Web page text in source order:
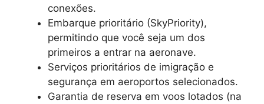
conexões.
Embarque prioritário (SkyPriority),
permitindo que você seja um dos
primeiros a entrar na aeronave.
Serviços prioritários de imigração e
segurança em aeroportos selecionados.
Garantia de reserva em voos lotados (na